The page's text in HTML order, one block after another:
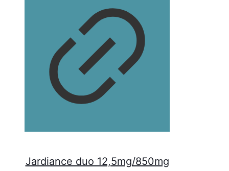
Jardiance duo 12,5mg/850mg